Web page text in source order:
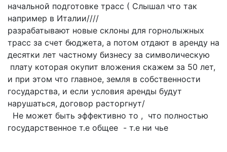
начальной подготовке трасс ( Слышал что так
например в Италии////
разрабатывают новые склоны для горнолыжных
трасс за счет бюджета, а потом отдают в аренду на
десятки лет частному бизнесу за символическую
плату которая окупит вложения скажем за 50 лет,
и при этом что главное, земля в собственности
государства, и если условия аренды будут
нарушаться, договор расторгнут/
Не может быть эффективно то , что полностью
государственное т.е общее - т.е ни чье